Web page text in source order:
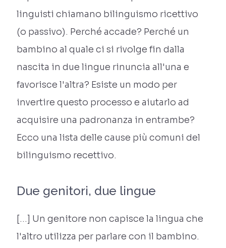
linguisti chiamano bilinguismo ricettivo
(o passivo). Perché accade? Perché un
bambino al quale ci si rivolge fin dalla
nascita in due lingue rinuncia all'una e
favorisce l'altra? Esiste un modo per
invertire questo processo e aiutarlo ad
acquisire una padronanza in entrambe?
Ecco una lista delle cause più comuni del
bilinguismo recettivo.
Due genitori, due lingue
[…] Un genitore non capisce la lingua che
l'altro utilizza per parlare con il bambino.